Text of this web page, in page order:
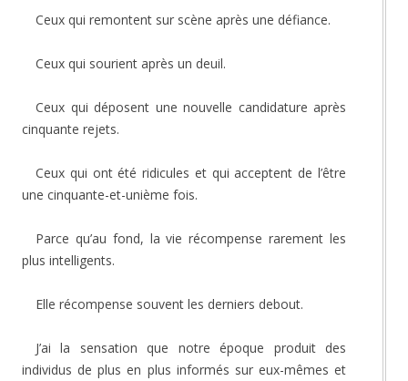
Ceux qui remontent sur scène après une défiance.
Ceux qui sourient après un deuil.
Ceux qui déposent une nouvelle candidature après
cinquante rejets.
Ceux qui ont été ridicules et qui acceptent de l’être
une cinquante-et-unième fois.
Parce qu’au fond, la vie récompense rarement les
plus intelligents.
Elle récompense souvent les derniers debout.
J’ai la sensation que notre époque produit des
individus de plus en plus informés sur eux-mêmes et